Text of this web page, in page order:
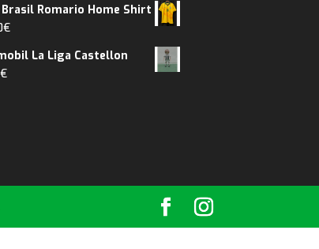
Brasil Romario Home Shirt
€
La Liga Castellon
€